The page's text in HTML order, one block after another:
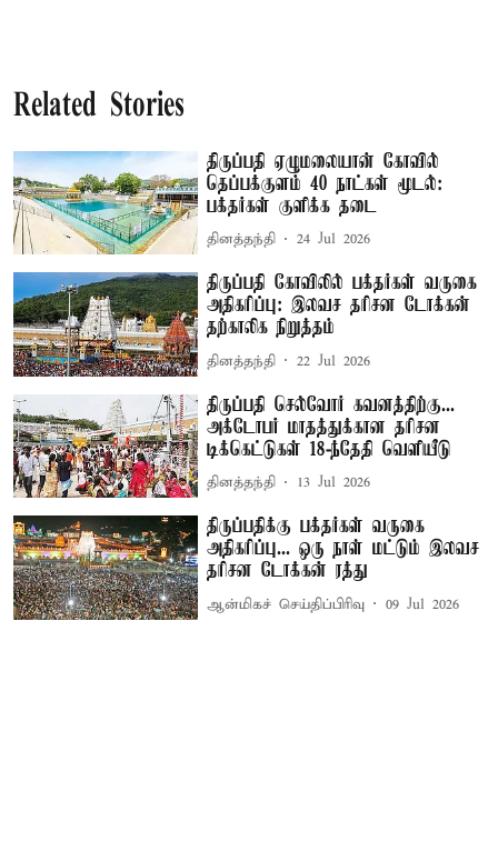
Related Stories
திருப்பதி ஏழுமலையான் கோவில்
தெப்பக்குளம் 40 நாட்கள் மூடல்:
பக்தர்கள் குளிக்க தடை
தினத்தந்தி 24 Jul 2026
திருப்பதி கோவிலில் பக்தர்கள் வருகை
அதிகரிப்பு: இலவச தரிசன டோக்கன்
தற்காலிக நிறுத்தம்
தினத்தந்தி 22 Jul 2026
திருப்பதி செல்வோர் கவனத்திற்கு...
அக்டோபர் மாதத்துக்கான தரிசன
டிக்கெட்டுகள் 18-ந்தேதி வெளியீடு
தினத்தந்தி 13 Jul 2026
திருப்பதிக்கு பக்தர்கள் வருகை
அதிகரிப்பு... ஒரு நாள் மட்டும் இலவச
தரிசன டோக்கன் ரத்து
ஆன்மிகச் செய்திப்பிரிவு 09 Jul 2026